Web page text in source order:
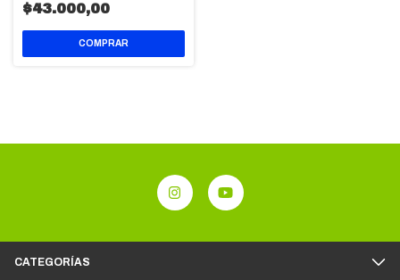
$43.000,00
CATEGORÍAS